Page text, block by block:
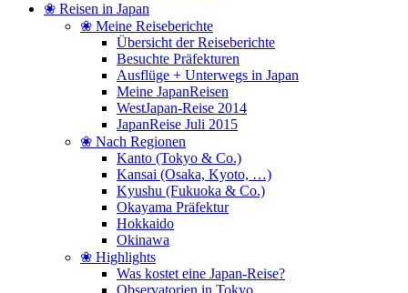
❀ Reisen in Japan
❀ Meine Reiseberichte
Übersicht der Reiseberichte
Besuchte Präfekturen
Ausflüge + Unterwegs in Japan
Meine JapanReisen
WestJapan-Reise 2014
JapanReise Juli 2015
❀ Nach Regionen
Kanto (Tokyo & Co.)
Kansai (Osaka, Kyoto, …)
Kyushu (Fukuoka & Co.)
Okayama Präfektur
Hokkaido
Okinawa
❀ Highlights
Was kostet eine Japan-Reise?
Observatorien in Tokyo